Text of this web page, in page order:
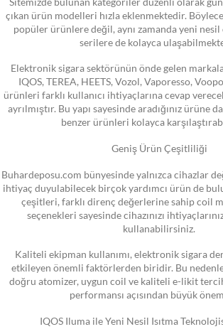
çıkan ürün modelleri hızla eklenmektedir.
popüler ürünlere değil, aynı zamanda yeni
serilere de kolayca
Elektronik sigara sektörünün önde gelen
IQOS, TEREA, HEETS, Vozol, Vaporesso,
ürünleri farklı kullanıcı ihtiyaçlarına cevap
ayrılmıştır. Bu yapı sayesinde aradığınız ürüne
benzer ürünleri kolayca
Geniş Ürün Çeşitliliği
Buhardeposu.com bünyesinde yalnızca cihazlar
ihtiyaç duyulabilecek birçok yardımcı ürün de
çeşitleri, farklı direnç değerlerine sahip coil
seçenekleri sayesinde cihazınızı
kullanabilirsiniz.
Kaliteli ekipman kullanımı, elektronik sigara
etkileyen önemli faktörlerden biridir. Bu
doğru atomizer, uygun coil ve kaliteli e-likit
performansı açısından büyük
IQOS Iluma ile Yeni Nesil Isıtma